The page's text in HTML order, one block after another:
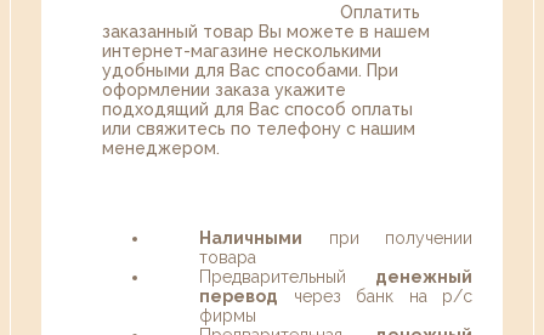
Оплатить
заказанный товар Вы можете в нашем
интернет-магазине несколькими
удобными для Вас способами. При
оформлении заказа укажите
подходящий для Вас способ оплаты
или свяжитесь по телефону с нашим
менеджером.
Наличными при получении
товара
Предварительный денежный
перевод через банк на р/с
фирмы